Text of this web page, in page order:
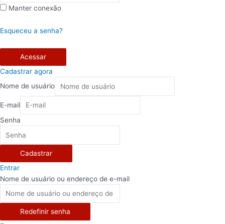
Manter conexão
Esqueceu a senha?
Acessar
Cadastrar agora
Nome de usuário
E-mail
Senha
Cadastrar
Entrar
Nome de usuário ou endereço de e-mail
Redefinir senha